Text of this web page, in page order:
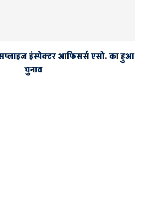
इंस्पेक्टर आफिसर्स एसो. का हुआ
चुनाव